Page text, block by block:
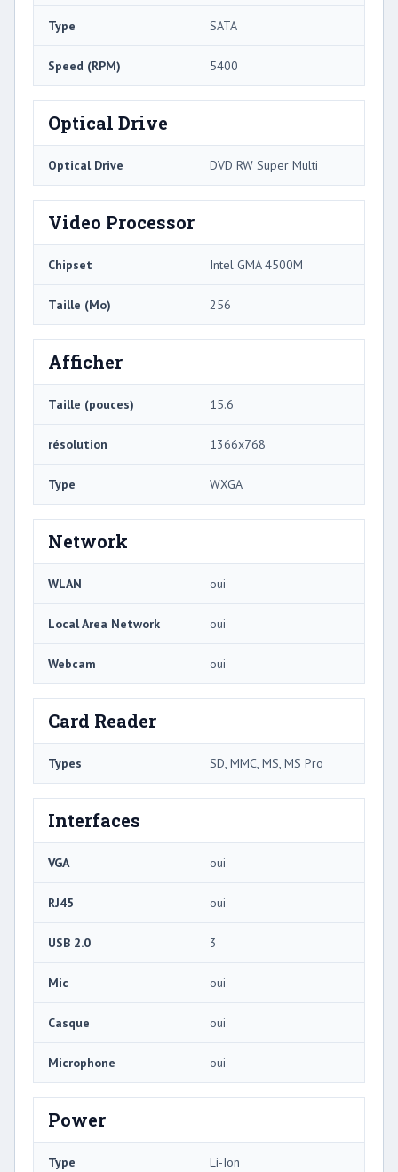
Type SATA
Speed ​​(RPM) 5400
Optical Drive
Optical Drive DVD RW Super Multi
Video Processor
Chipset Intel GMA 4500M
Taille (Mo) 256
Afficher
Taille (pouces) 15.6
résolution 1366x768
Type WXGA
Network
WLAN oui
Local Area Network oui
Webcam oui
Card Reader
Types SD, MMC, MS, MS Pro
Interfaces
VGA oui
RJ45 oui
USB 2.0 3
Mic oui
Casque oui
Microphone oui
Power
Type Li-Ion